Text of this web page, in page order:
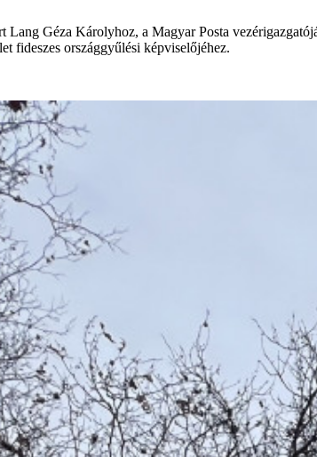
Lang Géza Károlyhoz, a Magyar Posta
fideszes országgyűlési képviselőjéhez.